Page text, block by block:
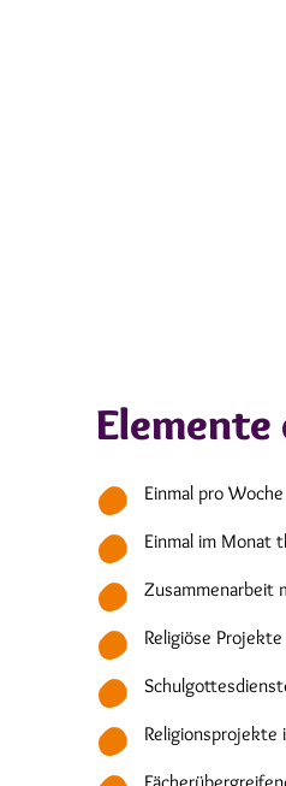
Elemente
Einmal pro
Einmal im Monat
Zusammenarbeit
Religiöse
Religionsprojekte